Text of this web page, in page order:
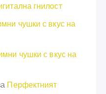
гнилост
чушки с вкус на
чушки с вкус на
Перфектният